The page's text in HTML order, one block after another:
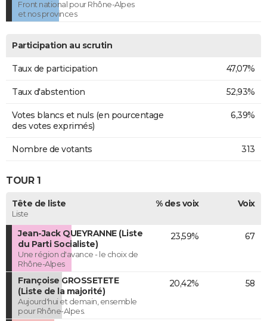
Front national pour Rhône-Alpes
et nos provinces
Participation au scrutin
Taux de participation 47,07%
Taux d'abstention 52,93%
Votes blancs et nuls (en pourcentage
des votes exprimés)
6,39%
Nombre de votants 313
TOUR 1
Tête de liste
Liste
% des voix Voix
Jean-Jack QUEYRANNE (Liste
du Parti Socialiste)
Une région d'avance - le choix de
Rhône-Alpes
23,59% 67
Françoise GROSSETETE
(Liste de la majorité)
Aujourd'hui et demain, ensemble
pour Rhône-Alpes.
20,42% 58